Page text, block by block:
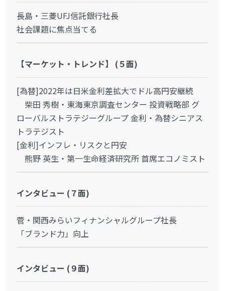
長島・三菱UFJ信託銀行社長
社会課題に焦点当てる
【マーケット・トレンド】 (５面)
[為替]2022年は日米金利差拡大でドル高円安継続
柴田 秀樹・東海東京調査センター 投資戦略部 グ
ローバルストラテジーグループ 金利・為替シニアス
トラテジスト
[金利]インフレ・リスクと円安
熊野 英生・第一生命経済研究所 首席エコノミスト
インタビュー (７面)
菅・関西みらいフィナンシャルグループ社長
「ブランド力」向上
インタビュー (９面)